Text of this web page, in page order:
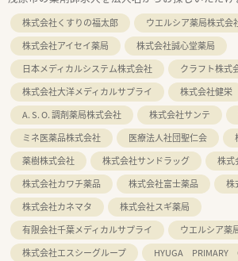
株式会社くすりの福太郎
ウエルシア薬局株式会
株式会社アイセイ薬局
株式会社誠心堂薬局
日本メディカルシステム株式会社
クラフト株式
株式会社大洋メディカルサプライ
株式会社健栄
A. S. O. 調剤薬局株式会社
株式会社サンテ
ミネ医薬品株式会社
医療法人社団聖仁会
薬樹株式会社
株式会社サンドラッグ
株式
株式会社カワチ薬品
株式会社富士薬品
株
株式会社カネマタ
株式会社スギ薬局
有限会社千葉メディカルサプライ
ウエルシア薬
株式会社エスシーグループ
HYUGA PRIMARY